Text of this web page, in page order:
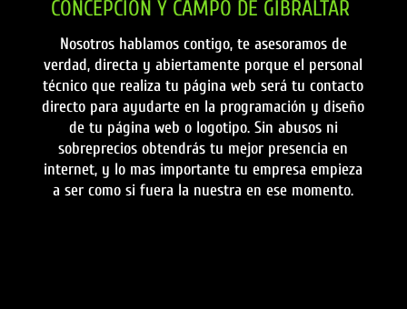
CONCEPCION Y CAMPO DE GIBRALTAR
Nosotros hablamos contigo, te asesoramos de
verdad, directa y abiertamente porque el personal
técnico que realiza tu página web será tu contacto
directo para ayudarte en la programación y diseño
de tu página web o logotipo. Sin abusos ni
sobreprecios obtendrás tu mejor presencia en
internet, y lo mas importante tu empresa empieza
a ser como si fuera la nuestra en ese momento.